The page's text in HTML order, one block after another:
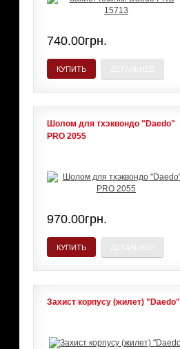
740.00грн.
КУПИТЬ
Шолом для тхэквондо "Daedo"
PRO 2055
970.00грн.
КУПИТЬ
Захист корпусу (жилет) "Daedo"